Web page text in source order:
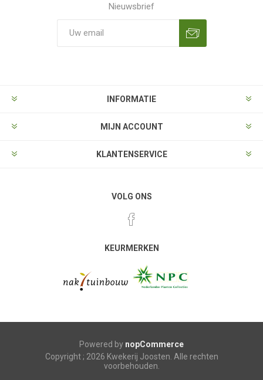
Nieuwsbrief
INFORMATIE
MIJN ACCOUNT
KLANTENSERVICE
VOLG ONS
KEURMERKEN
Powered by nopCommerce
Copyright ; 2026 Kwekerij Joosten. Alle rechten
voorbehouden.